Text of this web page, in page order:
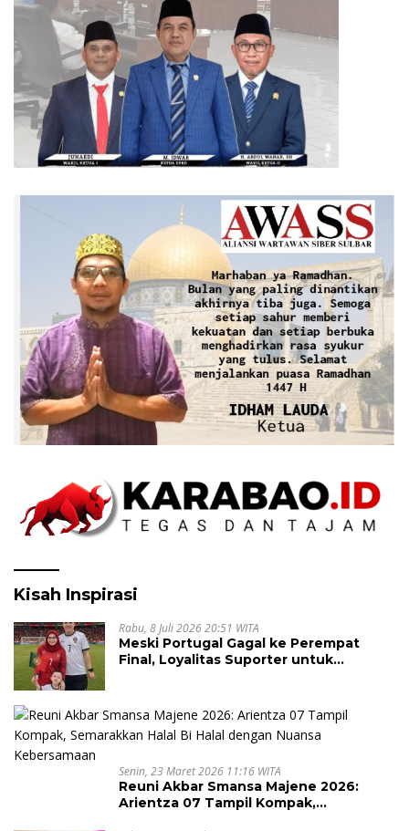
Kisah Inspirasi
Rabu, 8 Juli 2026 20:51 WITA
Meski Portugal Gagal ke Perempat
Final, Loyalitas Suporter untuk
Senin, 23 Maret 2026 11:16 WITA
Reuni Akbar Smansa Majene 2026:
Arientza 07 Tampil Kompak,